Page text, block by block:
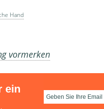
Hand
vormerken
ein